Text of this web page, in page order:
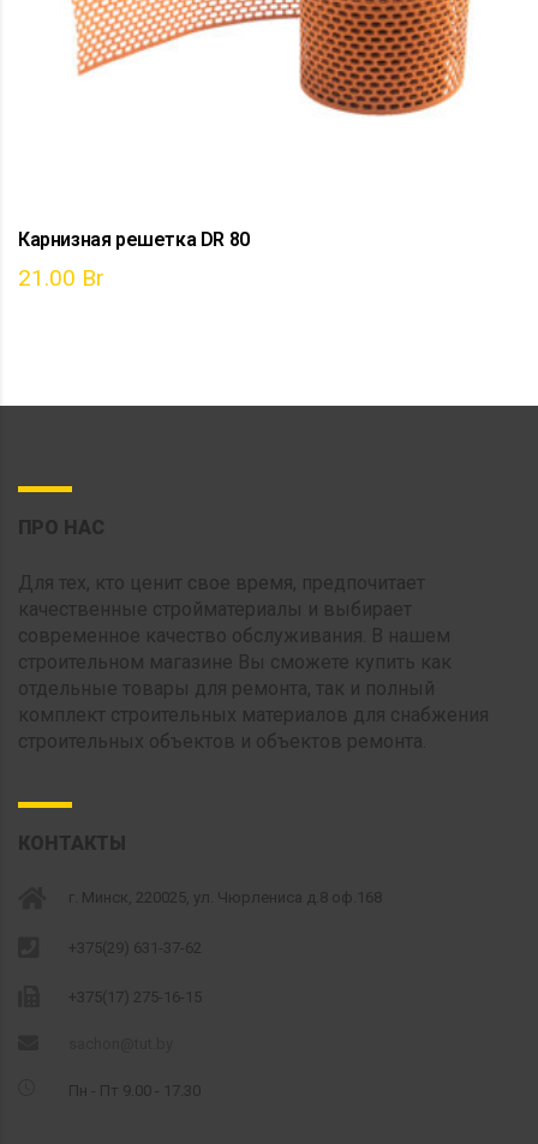
Карнизная решетка DR 80
21.00 Br
ПРО НАС
Для тех, кто ценит свое время, предпочитает
качественные стройматериалы и выбирает
современное качество обслуживания. В нашем
строительном магазине Вы сможете купить как
отдельные товары для ремонта, так и полный
комплект строительных материалов для снабжения
строительных объектов и объектов ремонта.
КОНТАКТЫ
г. Минск, 220025, ул. Чюрлениса д.8 оф.168
+375(29) 631-37-62
+375(17) 275-16-15
Пн - Пт 9.00 - 17.30